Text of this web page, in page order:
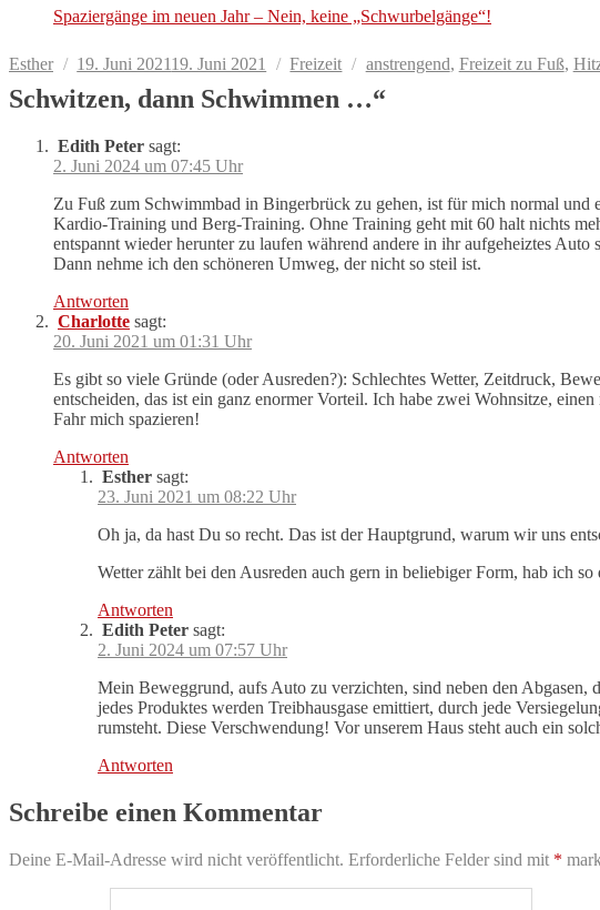
Spaziergänge im neuen Jahr – Nein, keine „Schwurbelgänge“!
Autor
Esther
Veröffentlicht
19. Juni 202119. Juni 2021 Kategorien
Freizeit Schlagwörter
anstrengend, Freizeit zu Fuß,
Schwitzen, dann Schwimmen …“
Edith Peter sagt:
2. Juni 2024 um 07:45 Uhr
Zu Fuß zum Schwimmbad in Bingerbrück zu gehen, ist für mich normal und
Kardio-Training und Berg-Training. Ohne Training geht mit 60 halt nichts
entspannt wieder herunter zu laufen während andere in ihr aufgeheiztes
Dann nehme ich den schöneren Umweg, der nicht so steil ist.
Antworten
Charlotte sagt:
20. Juni 2021 um 01:31 Uhr
Es gibt so viele Gründe (oder Ausreden?): Schlechtes Wetter, Zeitdruck,
entscheiden, das ist ein ganz enormer Vorteil. Ich habe zwei Wohnsitze,
Fahr mich spazieren!
Antworten
Esther sagt:
23. Juni 2021 um 08:22 Uhr
Oh ja, da hast Du so recht. Das ist der Hauptgrund, warum wir uns
Wetter zählt bei den Ausreden auch gern in beliebiger Form, hab ich
Antworten
Edith Peter sagt:
2. Juni 2024 um 07:57 Uhr
Mein Beweggrund, aufs Auto zu verzichten, sind neben den Abgasen,
jedes Produktes werden Treibhausgase emittiert, durch jede
rumsteht. Diese Verschwendung! Vor unserem Haus steht auch ein
Antworten
Schreibe einen Kommentar
Deine E-Mail-Adresse wird nicht veröffentlicht. Erforderliche Felder sind mit *